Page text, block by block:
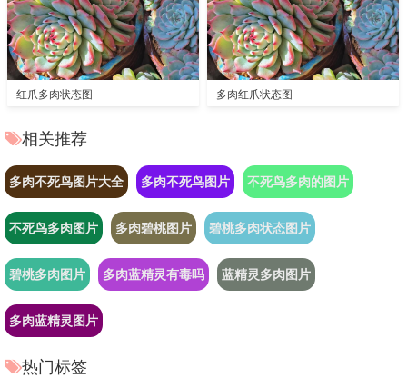
红爪多肉状态图 多肉红爪状态图
相关推荐
多肉不死鸟图片大全 多肉不死鸟图片 不死鸟多肉的图片
不死鸟多肉图片 多肉碧桃图片 碧桃多肉状态图片
碧桃多肉图片 多肉蓝精灵有毒吗 蓝精灵多肉图片
多肉蓝精灵图片
热门标签